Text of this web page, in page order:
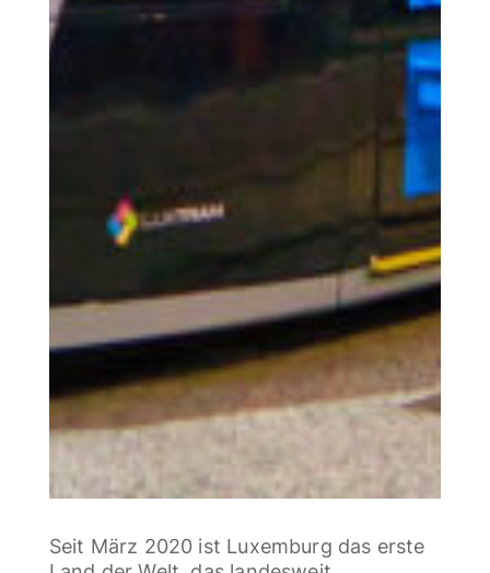
Neues
Seit März 2020 ist Luxemburg das erste